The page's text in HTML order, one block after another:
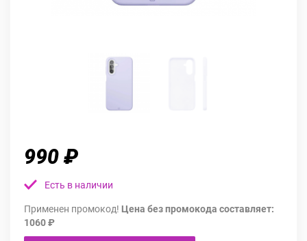
990 ₽
Есть в наличии
Применен промокод! Цена без промокода составляет:
1060 ₽